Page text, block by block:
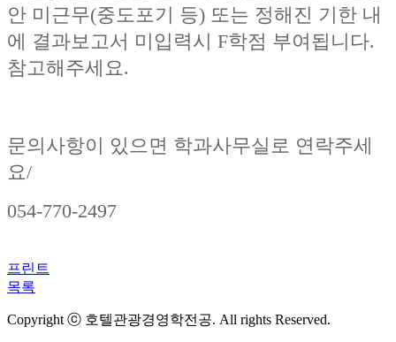
안 미근무(중도포기 등) 또는 정해진 기한 내
에 결과보고서 미입력시 F학점 부여됩니다.
참고해주세요.
문의사항이 있으면 학과사무실로 연락주세
요/
054-770-2497
프린트
목록
Copyright ⓒ 호텔관광경영학전공. All rights Reserved.